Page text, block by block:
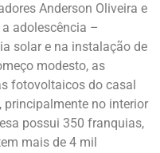
Anderson Oliveira e
adolescência –
solar e na instalação de
modesto, as
fotovoltaicos do casal
no interior
possui 350 franquias,
mais de 4 mil